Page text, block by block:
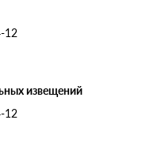
12
извещений
12